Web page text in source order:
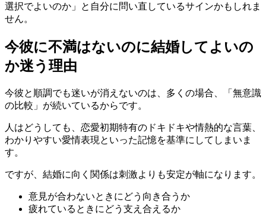
選択でよいのか」と自分に問い直しているサインかもしれま
せん。
今彼に不満はないのに結婚してよいの
か迷う理由
今彼と順調でも迷いが消えないのは、多くの場合、「無意識
の比較」が続いているからです。
人はどうしても、恋愛初期特有のドキドキや情熱的な言葉、
わかりやすい愛情表現といった記憶を基準にしてしまいま
す。
ですが、結婚に向く関係は刺激よりも安定が軸になります。
意見が合わないときにどう向き合うか
疲れているときにどう支え合えるか